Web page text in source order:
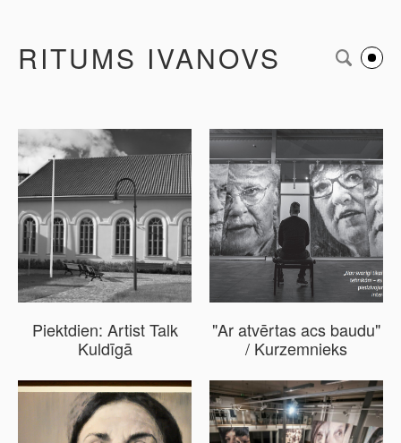
RITUMS IVANOVS
Piektdien: Artist Talk
Kuldīgā
"Ar atvērtas acs baudu"
/ Kurzemnieks